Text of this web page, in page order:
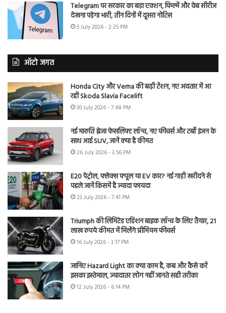
Telegram पर सरकार का बड़ा एक्शन, फिल्में और वेब सीरीज
देखना पड़ेगा भारी, तीन दिनों में दूसरा नोटिस
5 July 2026 - 2:25 PM
ऑटो जगत
Honda City और Verna की बढ़ी टेंशन, नए अवतार में आ
रही Skoda Slavia Facelift
30 July 2026 - 7:48 PM
नई मारुति ब्रेजा फेसलिफ्ट लॉन्च, नए फीचर्स और टर्बो इंजन के
साथ आई SUV, जानें क्या है कीमत
26 July 2026 - 3:56 PM
E20 पेट्रोल, फ्लेक्स फ्यूल या EV कार? नई गाड़ी खरीदने से
पहले जानें किसमें है ज्यादा फायदा
23 July 2026 - 7:41 PM
Triumph की लिमिटेड एडिशन बाइक लॉन्च के लिए तैयार, 21
लाख रुपये कीमत में मिलेंगे प्रीमियम फीचर्स
16 July 2026 - 3:17 PM
जानिए Hazard Light का क्या काम है, कब और कैसे करें
इसका इस्तेमाल, ज्यादातर लोग नहीं जानते सही तरीका
12 July 2026 - 6:14 PM